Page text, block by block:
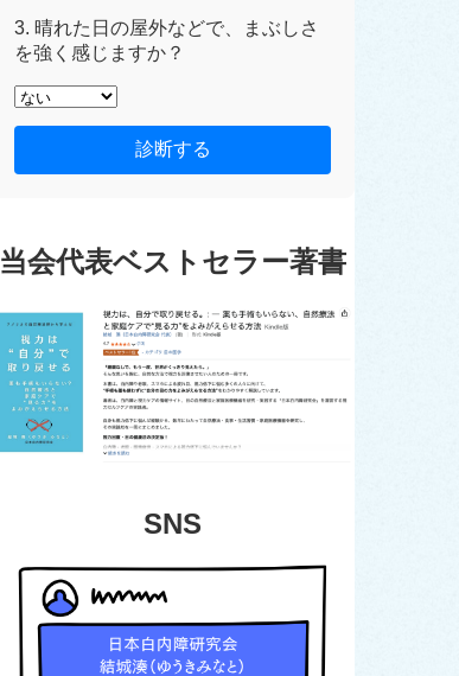
3. 晴れた日の屋外などで、まぶしさ
を強く感じますか？
診断する
当会代表ベストセラー著書
SNS